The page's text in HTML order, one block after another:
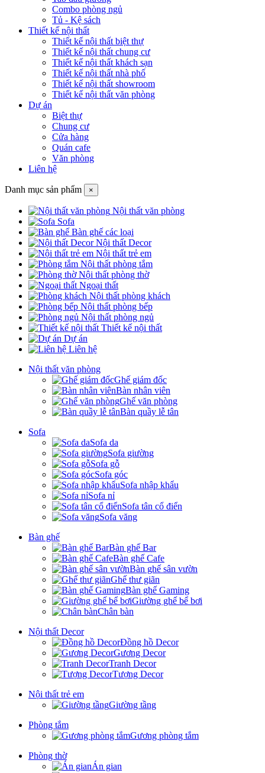
Combo phòng ngủ
Tủ - Kệ sách
Thiết kế nội thất
Thiết kế nội thất biệt thự
Thiết kế nội thất chung cư
Thiết kế nội thất khách sạn
Thiết kế nội thất nhà phố
Thiết kế nội thất showroom
Thiết kế nội thất văn phòng
Dự án
Biệt thự
Chung cư
Cửa hàng
Quán cafe
Văn phòng
Liên hệ
Danh mục sản phẩm ×
Nội thất văn phòng
Sofa
Bàn ghế các loại
Nội thất Decor
Nội thất trẻ em
Nội thất phòng tắm
Nội thất phòng thờ
Ngoại thất
Nội thất phòng khách
Nội thất phòng bếp
Nội thất phòng ngủ
Thiết kế nội thất
Dự án
Liên hệ
Nội thất văn phòng
Ghế giám đốc
Bàn nhân viên
Ghế văn phòng
Bàn quầy lễ tân
Sofa
Sofa da
Sofa giường
Sofa gỗ
Sofa góc
Sofa nhập khẩu
Sofa nỉ
Sofa tân cổ điển
Sofa văng
Bàn ghế
Bàn ghế Bar
Bàn ghế Cafe
Bàn ghế sân vườn
Ghế thư giãn
Bàn ghế Gaming
Giường ghế bể bơi
Chân bàn
Nội thất Decor
Đồng hồ Decor
Gương Decor
Tranh Decor
Tượng Decor
Nội thất trẻ em
Giường tầng
Phòng tắm
Gương phòng tắm
Phòng thờ
Án gian